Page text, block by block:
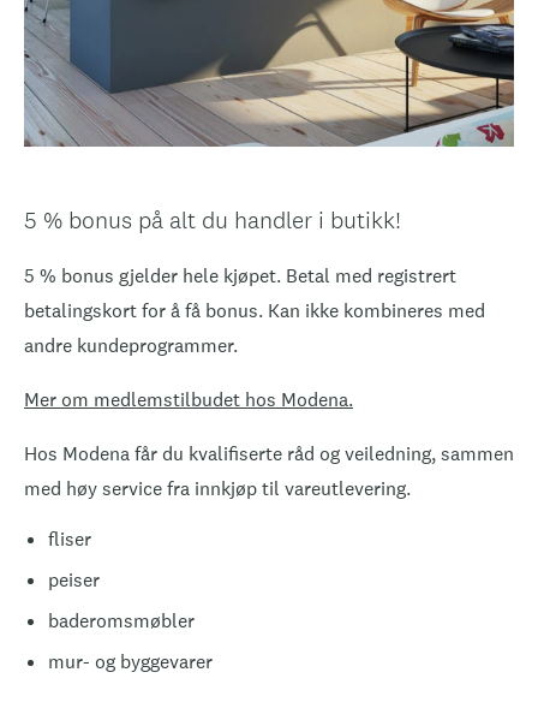
5 % bonus på alt du handler i butikk!
5 % bonus gjelder hele kjøpet. Betal med registrert
betalingskort for å få bonus. Kan ikke kombineres med
andre kundeprogrammer.
Mer om medlemstilbudet hos Modena.
Hos Modena får du kvalifiserte råd og veiledning, sammen
med høy service fra innkjøp til vareutlevering.
fliser
peiser
baderomsmøbler
mur- og byggevarer